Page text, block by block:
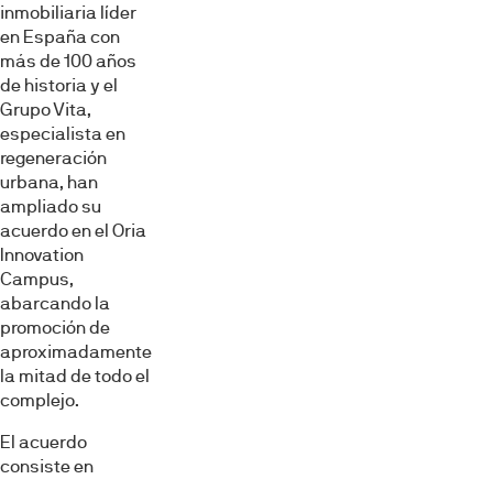
inmobiliaria líder
en España con
más de 100 años
de historia y el
Grupo Vita,
especialista en
regeneración
urbana, han
ampliado su
acuerdo en el Oria
Innovation
Campus,
abarcando la
promoción de
aproximadamente
la mitad de todo el
complejo.
El acuerdo
consiste en